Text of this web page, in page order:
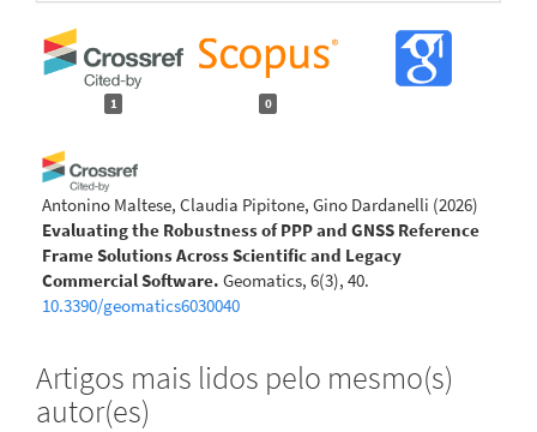
1 0
Antonino Maltese, Claudia Pipitone, Gino Dardanelli (2026)
Evaluating the Robustness of PPP and GNSS Reference
Frame Solutions Across Scientific and Legacy
Commercial Software. Geomatics, 6(3), 40.
10.3390/geomatics6030040
Artigos mais lidos pelo mesmo(s)
autor(es)